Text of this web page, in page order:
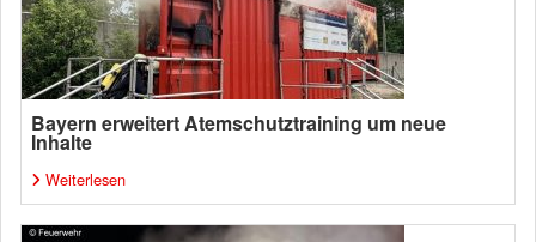
Bayern erweitert Atemschutztraining um neue
Inhalte
Weiterlesen